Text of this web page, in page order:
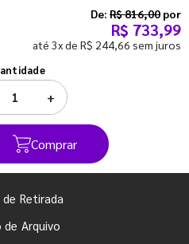
De: R$ 816,00 por
R$ 733,99
até 3x de R$ 244,66 sem juros
+
Comprar
Retirada
de Arquivo